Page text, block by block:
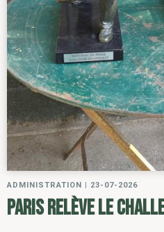
ADMINISTRATION | 23-07-2026
Paris relève le